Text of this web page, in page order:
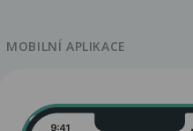
MOBILNÍ APLIKACE